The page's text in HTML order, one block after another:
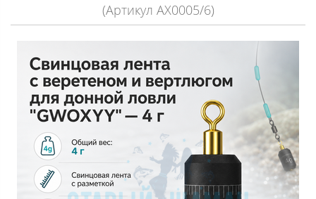
(Артикул АХ0005/6)